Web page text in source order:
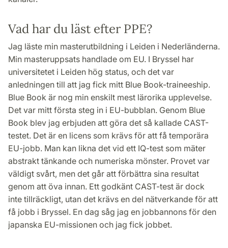
Vad har du läst efter PPE?
Jag läste min masterutbildning i Leiden i Nederländerna.
Min masteruppsats handlade om EU. I Bryssel har
universitetet i Leiden hög status, och det var
anledningen till att jag fick mitt Blue Book-traineeship.
Blue Book är nog min enskilt mest lärorika upplevelse.
Det var mitt första steg in i EU-bubblan. Genom Blue
Book blev jag erbjuden att göra det så kallade CAST-
testet. Det är en licens som krävs för att få temporära
EU-jobb. Man kan likna det vid ett IQ-test som mäter
abstrakt tänkande och numeriska mönster. Provet var
väldigt svårt, men det går att förbättra sina resultat
genom att öva innan. Ett godkänt CAST-test är dock
inte tillräckligt, utan det krävs en del nätverkande för att
få jobb i Bryssel. En dag såg jag en jobbannons för den
japanska EU-missionen och jag fick jobbet.